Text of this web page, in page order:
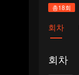
총18회
회차
회차